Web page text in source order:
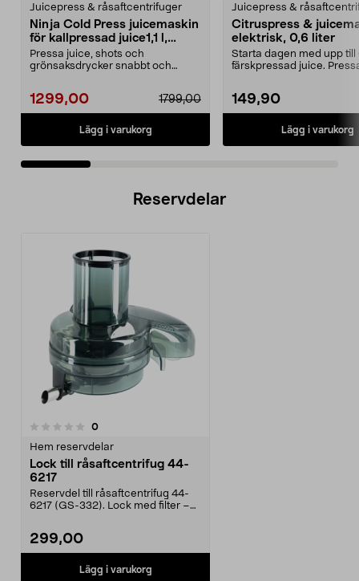
Juicepress & råsaftcentrifuger
Ninja Cold Press juicemaskin
för kallpressad juice1,1 l,
JC151EU
Pressa juice, shots och
grönsaksdrycker snabbt och
1299,00 1799,00
Lägg i varukorg
Juicepress &
Citruspress &
elektrisk, 0,6 liter
Starta dagen med upp till
färskpressad juice.
149,90
Lägg i varukorg
Reservdelar
0recensioner
Hem reservdelar
Lock till råsaftcentrifug 44-
6217
Reservdel till råsaftcentrifug 44-
6217 (GS-332). Lock med filter –
299,00
Lägg i varukorg